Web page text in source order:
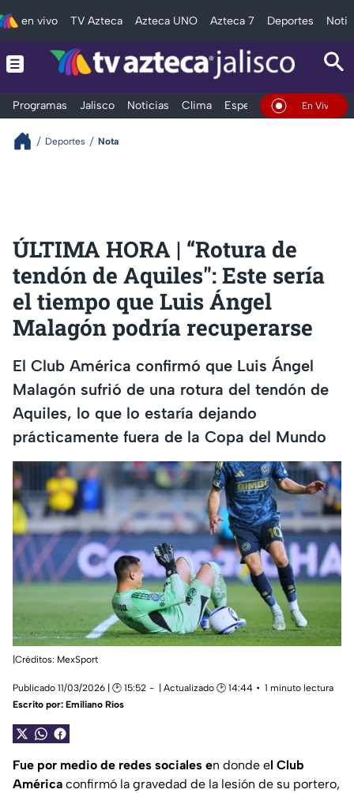
en vivo TV Azteca Azteca UNO Azteca 7 Deportes
Programas Jalisco Noticias Clima Espectáculos Deportes
En Vivo
Deportes Nota
ÚLTIMA HORA | “Rotura de
tendón de Aquiles": Este sería
el tiempo que Luis Ángel
Malagón podría recuperarse
El Club América confirmó que Luis Ángel
Malagón sufrió de una rotura del tendón de
Aquiles, lo que lo estaría dejando
prácticamente fuera de la Copa del Mundo
|Créditos: MexSport
Publicado 11/03/2026 | 🕑 15:52 | Actualizado 🕑 14:44
1 minuto lectura
Escrito por: Emiliano Ríos
Fue por medio de redes sociales en donde el Club
América confirmó la gravedad de la lesión de su portero,